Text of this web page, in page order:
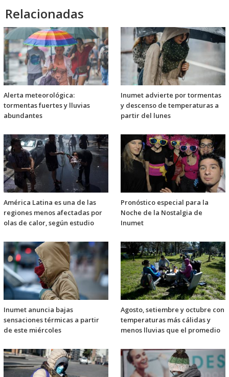
Relacionadas
Alerta meteorológica:
tormentas fuertes y lluvias
abundantes
Inumet advierte por tormentas
y descenso de temperaturas a
partir del lunes
América Latina es una de las
regiones menos afectadas por
olas de calor, según estudio
Pronóstico especial para la
Noche de la Nostalgia de
Inumet
Inumet anuncia bajas
sensaciones térmicas a partir
de este miércoles
Agosto, setiembre y octubre con
temperaturas más cálidas y
menos lluvias que el promedio